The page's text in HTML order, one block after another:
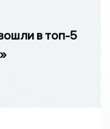
в топ-5